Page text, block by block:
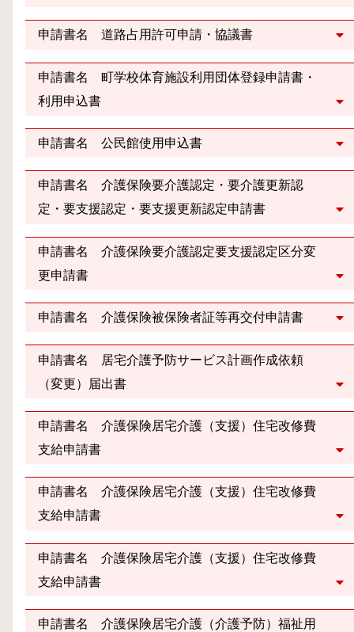
申請書名 道路占用許可申請・協議書
申請書名 町学校体育施設利用団体登録申請書・
利用申込書
申請書名 公民館使用申込書
申請書名 介護保険要介護認定・要介護更新認
定・要支援認定・要支援更新認定申請書
申請書名 介護保険要介護認定要支援認定区分変
更申請書
申請書名 介護保険被保険者証等再交付申請書
申請書名 居宅介護予防サービス計画作成依頼
（変更）届出書
申請書名 介護保険居宅介護（支援）住宅改修費
支給申請書
申請書名 介護保険居宅介護（支援）住宅改修費
支給申請書
申請書名 介護保険居宅介護（支援）住宅改修費
支給申請書
申請書名 介護保険居宅介護（介護予防）福祉用